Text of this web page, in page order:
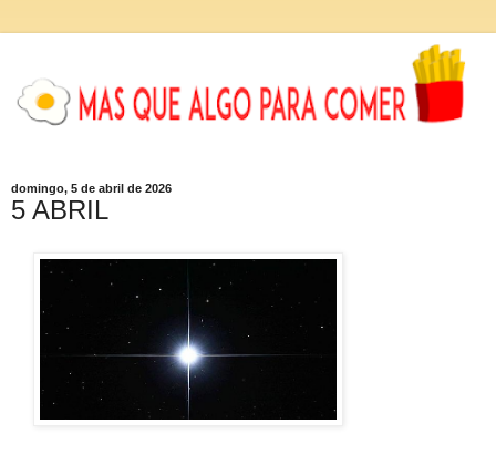
domingo, 5 de abril de 2026
5 ABRIL